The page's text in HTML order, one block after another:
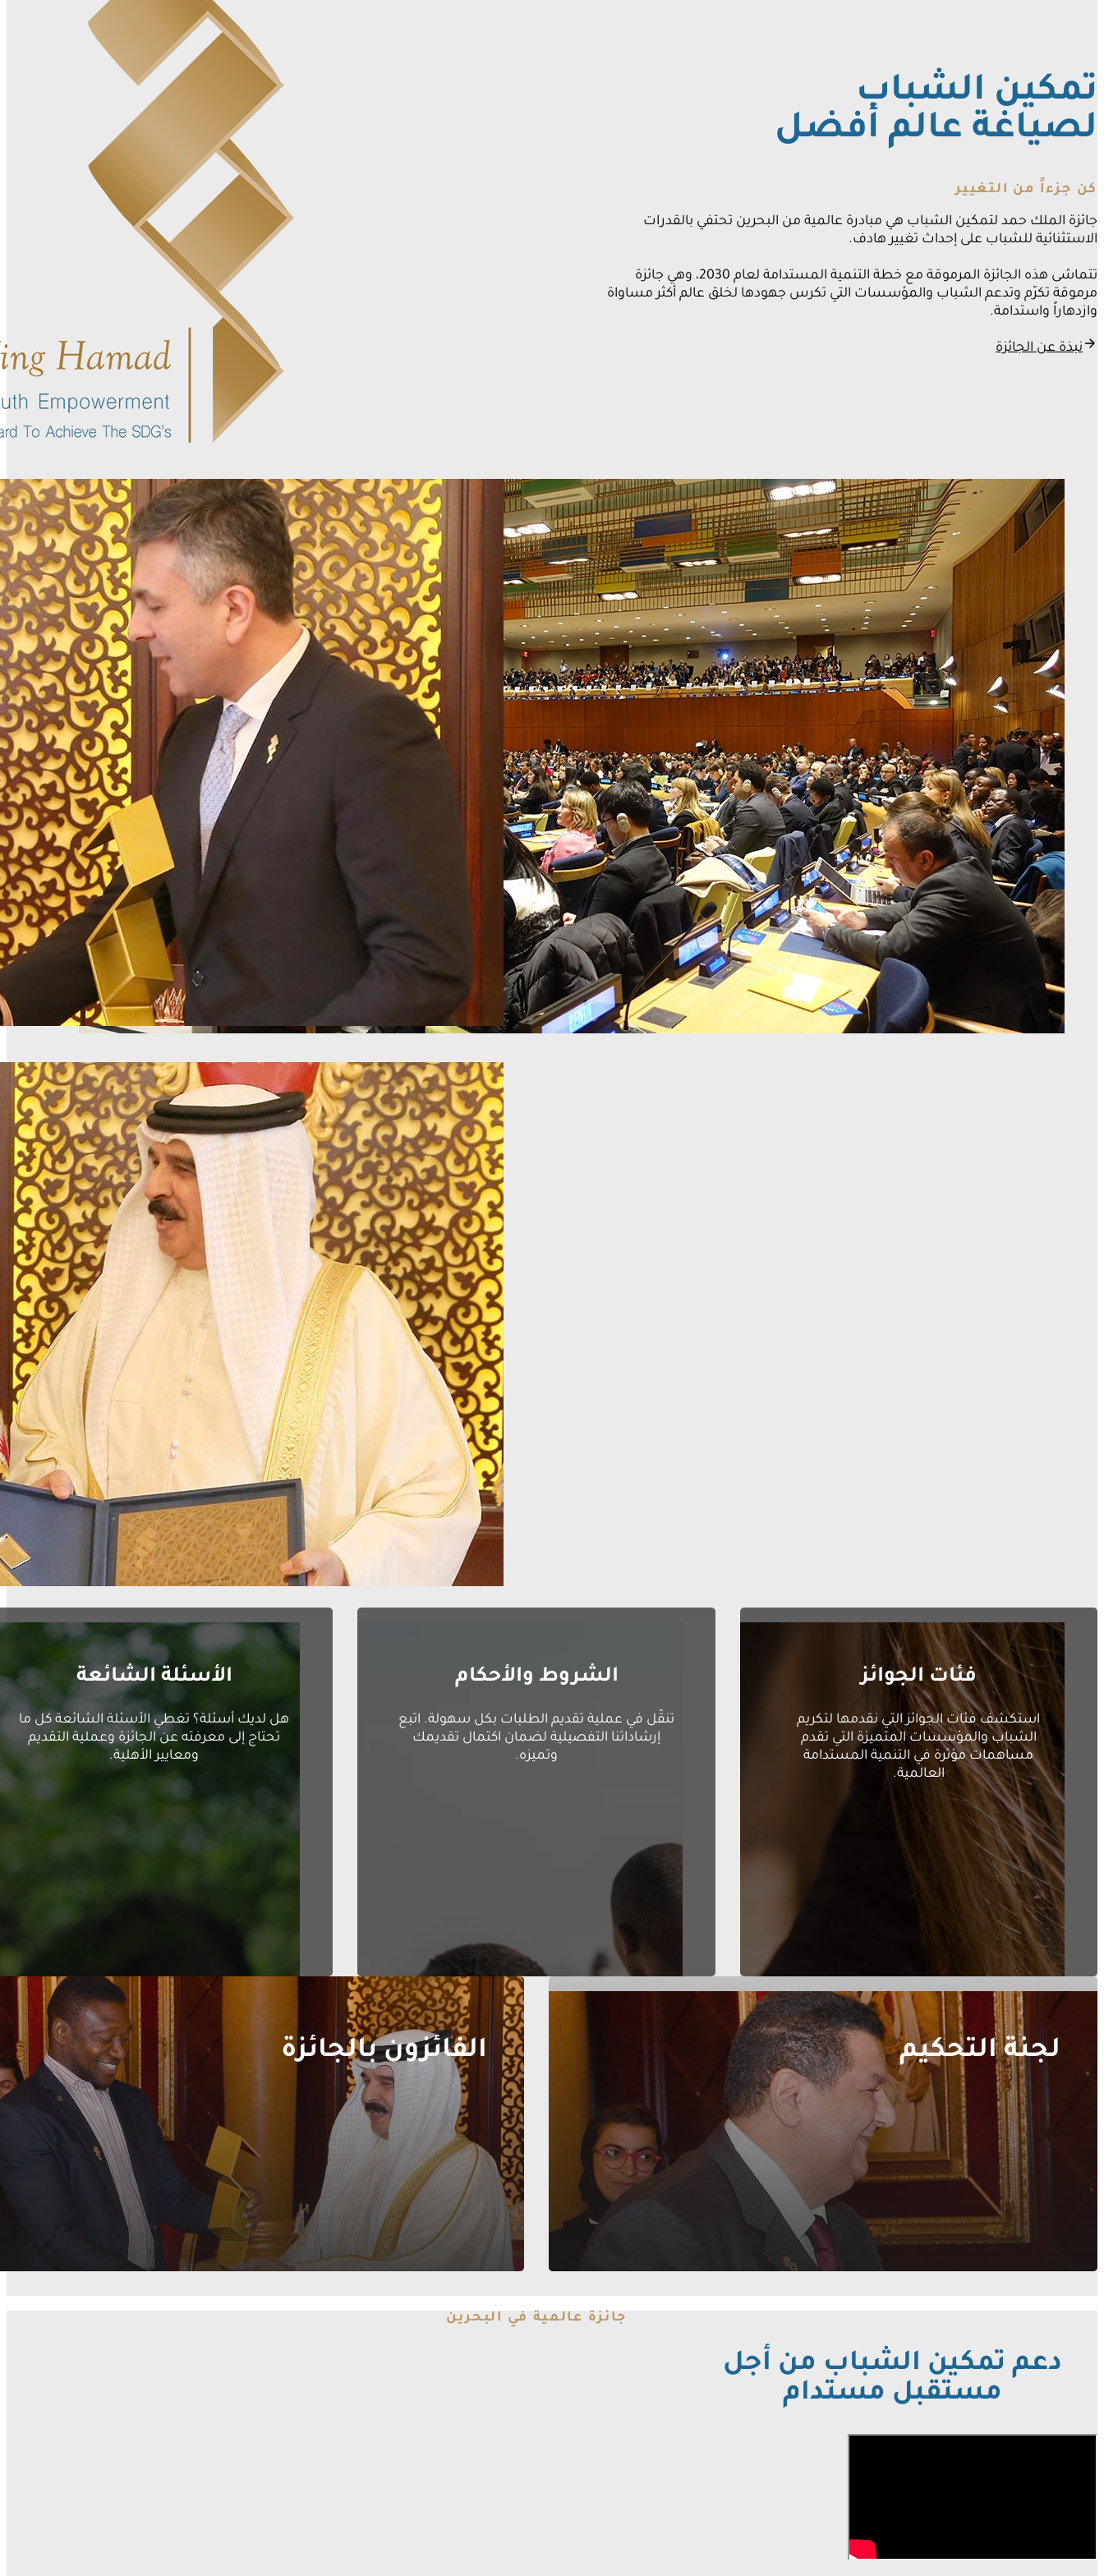
تمكين الشباب
لصياغة عالم أفضل
كن جزءاً من التغيير
جائزة الملك حمد لتمكين الشباب هي مبادرة عالمية من البحرين تحتفي بالقدرات
الاستثنائية للشباب على إحداث تغيير هادف.
تتماشى هذه الجائزة المرموقة مع خطة التنمية المستدامة لعام 2030، وهي جائزة
مرموقة تكرّم وتدعم الشباب والمؤسسات التي تكرس جهودها لخلق عالم أكثر مساواة
وازدهاراً واستدامة.
نبذة عن الجائزة
فئات الجوائز
استكشف فئات الجوائز التي نقدمها لتكريم
الشباب والمؤسسات المتميزة التي تقدم
مساهمات مؤثرة في التنمية المستدامة
العالمية.
الشروط والأحكام
تنقّل في عملية تقديم الطلبات بكل سهولة. اتبع
إرشاداتنا التفصيلية لضمان اكتمال تقديمك
وتميزه.
الأسئلة الشائعة
هل لديك أسئلة؟ تغطي الأسئلة الشائعة كل ما
تحتاج إلى معرفته عن الجائزة وعملية التقديم
ومعايير الأهلية.
لجنة التحكيم الفائزون بالجائزة
جائزة عالمية في البحرين
دعم تمكين الشباب من أجل
مستقبل مستدام